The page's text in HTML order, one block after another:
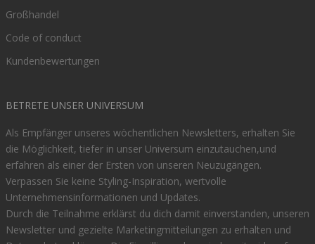
Großhandel
Code of conduct
Kundenbewertungen
BETRETE UNSER UNIVERSUM
Als Empfänger unseres wöchentlichen Newsletters, erhalten Sie
die Möglichkeit, tiefer in unser Universum einzutauchen,und
erfahren als einer der Ersten von unseren Neuzugängen.
Verpassen Sie keine Styling-Inspiration, wertvolle
Unternehmensinformationen und Updates.
Durch die Teilnahme erklärst du dich damit einverstanden, unseren
Newsletter und gezielte Marketingmitteilungen zu erhalten und